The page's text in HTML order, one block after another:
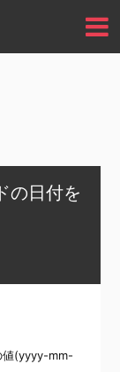
の日付を
値(yyyy-mm-